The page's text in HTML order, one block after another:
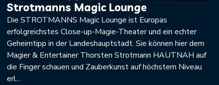
Strotmanns Magic Lounge
Die STROTMANNS Magic Lounge ist Europas
erfolgreichstes Close-up-Magie-Theater und ein echter
Geheimtipp in der Landeshauptstadt. Sie können hier dem
Magier & Entertainer Thorsten Strotmann HAUTNAH auf
die Finger schauen und Zauberkunst auf höchstem Niveau
erl...